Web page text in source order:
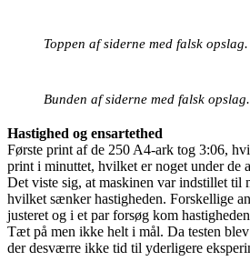
Toppen af siderne med falsk opslag.
Bunden af siderne med falsk opslag.
Hastighed og ensartethed
Første print af de 250 A4-ark tog 3:06,
print i minuttet, hvilket er noget under de
Det viste sig, at maskinen var indstillet til
hvilket sænker hastigheden. Forskellige
justeret og i et par forsøg kom
Tæt på men ikke helt i mål. Da testen
der desværre ikke tid til yderligere